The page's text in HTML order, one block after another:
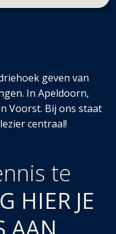
geven van
In Apeldoorn,
Voorst. Bij ons staat
centraal!
te
HIER JE